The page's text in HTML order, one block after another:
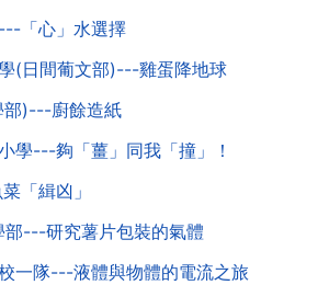
「心」水選擇
(日間葡文部)---雞蛋降地球
部)---廚餘造紙
學---夠「薑」同我「撞」！
「緝凶」
---研究薯片包裝的氣體
一隊---液體與物體的電流之旅